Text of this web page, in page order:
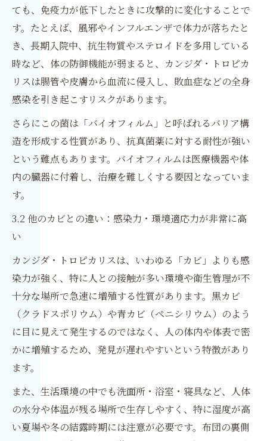
ても、免疫力が低下したときに攻撃的に変化することで
す。たとえば、風邪やインフルエンザで体力が落ちたと
き、長期入院中、抗生物質やステロイドを多用している
時など、体の防御機能が弱まると、カンジダ・トロピカ
リスは腸管や皮膚から血流に侵入し、敗血症などの全身
感染を引き起こすリスクがあります。
さらにこの菌は「バイオフィルム」と呼ばれるバリア構
造を形成する性質があり、抗真菌薬に対する耐性が強い
という難点もあります。バイオフィルムは医療機器や体
内の臓器に付着し、治療を難しくする要因となっていま
す。
3.2 他のカビとの違い：感染力・環境適応力が非常に高
い
カンジダ・トロピカリスは、いわゆる「カビ」よりも感
染力が強く、特に人との接触が多い環境や衛生管理が不
十分な場所で急速に増殖する性質があります。黒カビ
（クラドスポリウム）や青カビ（ペニシリウム）のよう
に目に見えて発生するのではなく、人の体内や体表で密
かに増殖するため、発見が遅れやすいという特徴があり
ます。
また、生活環境の中でも洗面所・浴室・寝具など、人体
の水分や体温が残る場所で生存しやすく、特に湿度が高
い夏場や冬の結露時期には注意が必要です。布団の裏側